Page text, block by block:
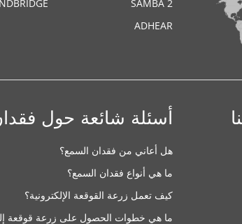
SAMBA 2
ADHEAR
أسئلة شائعة حول
هل أعاني من فقدان السمع؟
ما هي أنواع فقدان السمع؟
كيف تعمل زرعة القوقعة الإلكترونية؟
ما هي خطوات الحصول على زرعة قوقعة